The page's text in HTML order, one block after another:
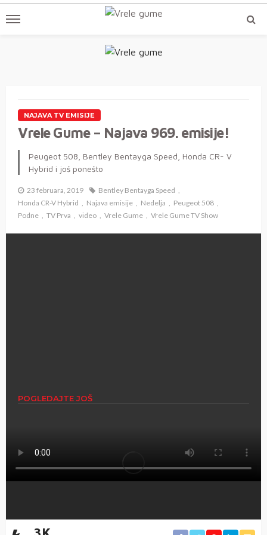
NAJAVA TV EMISIJE
Vrele Gume – Najava 969. emisije!
Peugeot 508, Bentley Bentayga Speed, Honda CR- V
Hybrid i još ponešto
23 februara, 2019
Bentley Bentayga Speed
Honda CR-V Hybrid
Najava emisije Nedelja
Peugeot 508
Podne
TV Prva video Vrele Gume Vrele Gume TV Show
POGLEDAJTE JOŠ
POGLEDAJTE U NEDELJU U PODNE NA NOVAS